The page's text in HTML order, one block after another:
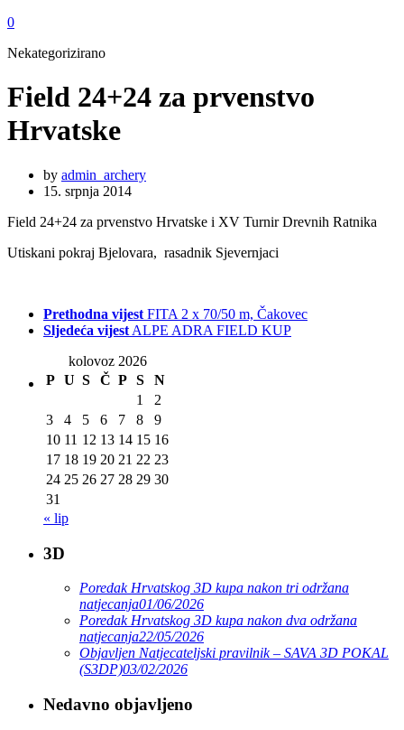
0
Nekategorizirano
Field 24+24 za prvenstvo
Hrvatske
by admin_archery
15. srpnja 2014
Field 24+24 za prvenstvo Hrvatske i XV Turnir Drevnih Ratnika
Utiskani pokraj Bjelovara, rasadnik Sjevernjaci
Prethodna vijest FITA 2 x 70/50 m, Čakovec
Sljedeća vijest ALPE ADRA FIELD KUP
kolovoz 2026
P U S Č P S
N
1
2
3
4 5 6 7 8
9
10 11 12 13 14 15 16
17 18 19 20 21 22 23
24 25 26 27 28 29 30
31
« lip
3D
Poredak Hrvatskog 3D kupa nakon tri održana
natjecanja01/06/2026
Poredak Hrvatskog 3D kupa nakon dva održana
natjecanja22/05/2026
Objavljen Natjecateljski pravilnik – SAVA 3D POKAL
(S3DP)03/02/2026
Nedavno objavljeno